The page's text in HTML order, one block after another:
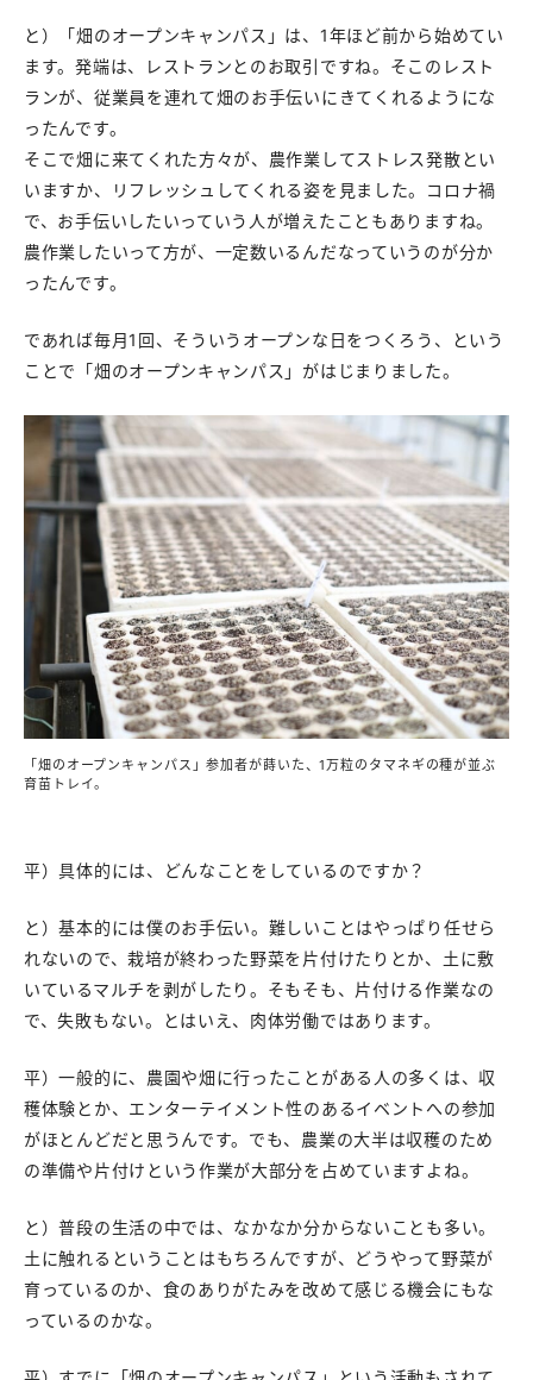
と）「畑のオープンキャンパス」は、1年ほど前から始めてい
ます。発端は、レストランとのお取引ですね。そこのレスト
ランが、従業員を連れて畑のお手伝いにきてくれるようにな
ったんです。
そこで畑に来てくれた方々が、農作業してストレス発散とい
いますか、リフレッシュしてくれる姿を見ました。コロナ禍
で、お手伝いしたいっていう人が増えたこともありますね。
農作業したいって方が、一定数いるんだなっていうのが分か
ったんです。
であれば毎月1回、そういうオープンな日をつくろう、という
ことで「畑のオープンキャンパス」がはじまりました。
「畑のオープンキャンパス」参加者が蒔いた、1万粒のタマネギの種が並ぶ
育苗トレイ。
平）具体的には、どんなことをしているのですか？
と）基本的には僕のお手伝い。難しいことはやっぱり任せら
れないので、栽培が終わった野菜を片付けたりとか、土に敷
いているマルチを剥がしたり。そもそも、片付ける作業なの
で、失敗もない。とはいえ、肉体労働ではあります。
平）一般的に、農園や畑に行ったことがある人の多くは、収
穫体験とか、エンターテイメント性のあるイベントへの参加
がほとんどだと思うんです。でも、農業の大半は収穫のため
の準備や片付けという作業が大部分を占めていますよね。
と）普段の生活の中では、なかなか分からないことも多い。
土に触れるということはもちろんですが、どうやって野菜が
育っているのか、食のありがたみを改めて感じる機会にもな
っているのかな。